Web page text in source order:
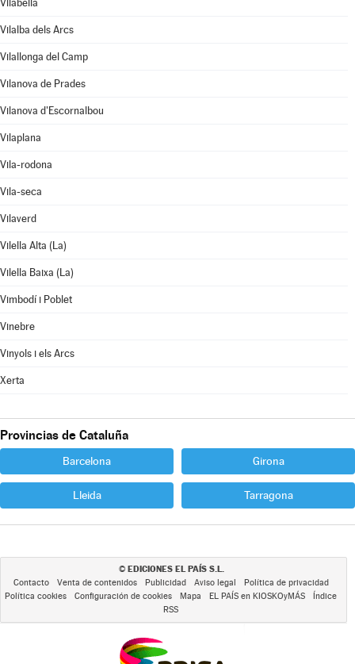
Vilabella
Vilalba dels Arcs
Vilallonga del Camp
Vilanova de Prades
Vilanova d'Escornalbou
Vilaplana
Vila-rodona
Vila-seca
Vilaverd
Vilella Alta (La)
Vilella Baixa (La)
Vimbodí i Poblet
Vinebre
Vinyols i els Arcs
Xerta
Provincias de Cataluña
Barcelona Girona
Lleida Tarragona
© EDICIONES EL PAÍS S.L.
Contacto Venta de contenidos Publicidad Aviso legal
Política de privacidad
Política cookies
Configuración de cookies Mapa EL PAÍS en KIOSKOyMÁS
Índice
RSS